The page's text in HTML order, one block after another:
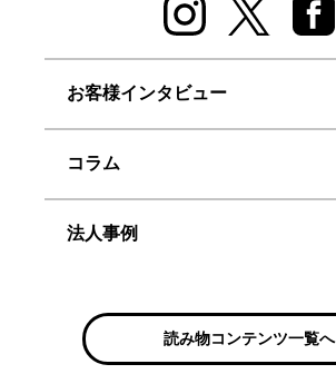
お客様インタビュー
コラム
法人事例
読み物コンテンツ一覧へ